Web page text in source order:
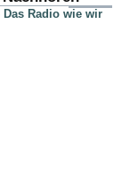
Das Radio wie wir